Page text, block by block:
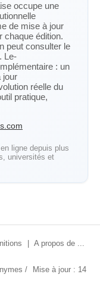
occupe une
de mise à jour
chaque édition.
peut consulter le
. Le-
: un
jour
réelle du
pratique,
ligne depuis plus
universités et
A propos de ...
/
Mise à jour : 14